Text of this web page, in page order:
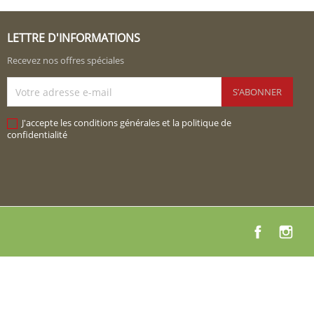
LETTRE D'INFORMATIONS
Recevez nos offres spéciales
J'accepte les conditions générales et la politique de
confidentialité
Facebook